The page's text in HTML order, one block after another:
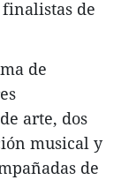
de
de
arte, dos
musical y
de